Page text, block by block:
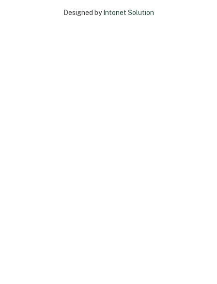
Designed by Intonet Solution